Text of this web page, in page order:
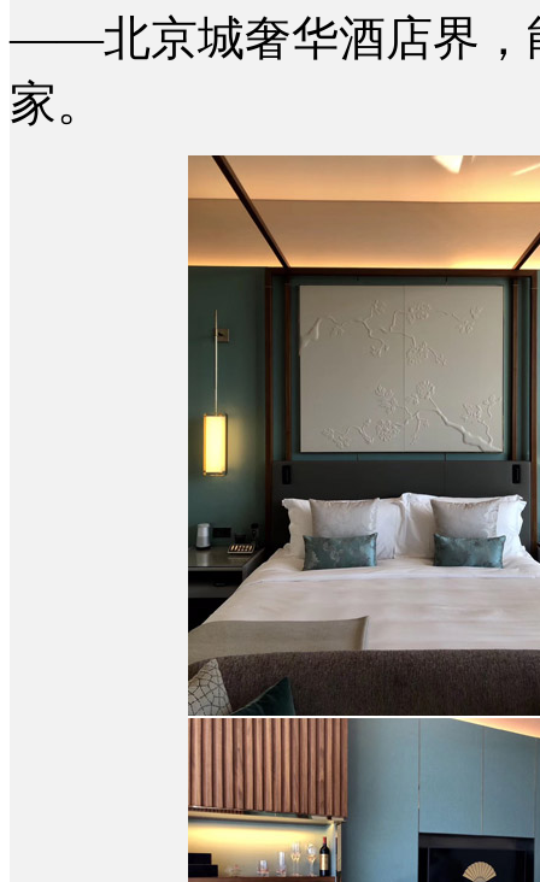
——北京城奢华酒店界，
家。